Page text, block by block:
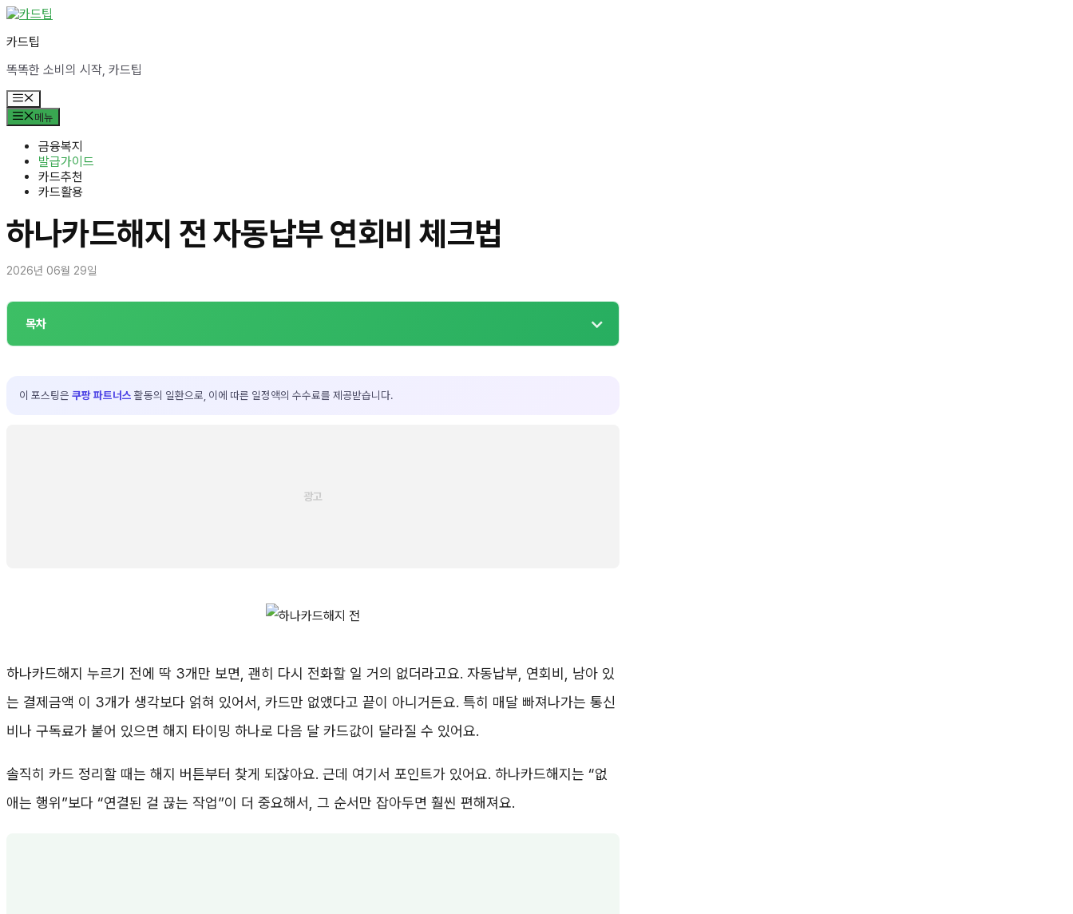
컨
츠
건
너
뛰
기
카드팁
똑똑한 소비의 시작, 카드팁
메
뉴
메뉴
금융복지
발급가이드
카드추천
카드활용
하나카드해지 전 자동납부 연회비 체크법
2026년 06월 29일
목차
이 포스팅은 쿠팡 파트너스 활동의 일환으로, 이에 따른 일정액의 수수료를 제공받습니다.
하나카드해지 누르기 전에 딱 3개만 보면, 괜히 다시 전화할 일 거의 없더라고요. 자동납부, 연회비, 남아 있
는 결제금액 이 3개가 생각보다 얽혀 있어서, 카드만 없앴다고 끝이 아니거든요. 특히 매달 빠져나가는 통신
비나 구독료가 붙어 있으면 해지 타이밍 하나로 다음 달 카드값이 달라질 수 있어요.
솔직히 카드 정리할 때는 해지 버튼부터 찾게 되잖아요. 근데 여기서 포인트가 있어요. 하나카드해지는 “없
애는 행위”보다 “연결된 걸 끊는 작업”이 더 중요해서, 그 순서만 잡아두면 훨씬 편해져요.